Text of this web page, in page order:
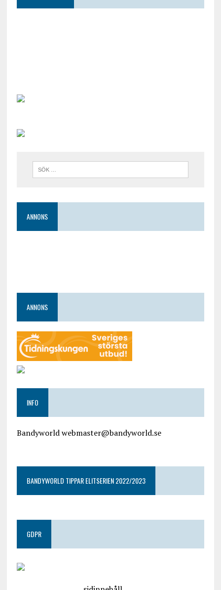
ANNONS
ANNONS
INFO
Bandyworld webmaster@bandyworld.se
BANDYWORLD TIPPAR ELITSERIEN 2022/2023
GDPR